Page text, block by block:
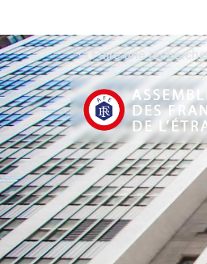
Faire une recherche